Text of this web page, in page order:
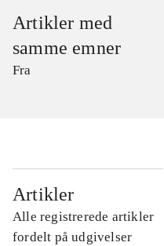
Artikler med
samme emner
Fra
Artikler
Alle registrerede artikler
fordelt på udgivelser